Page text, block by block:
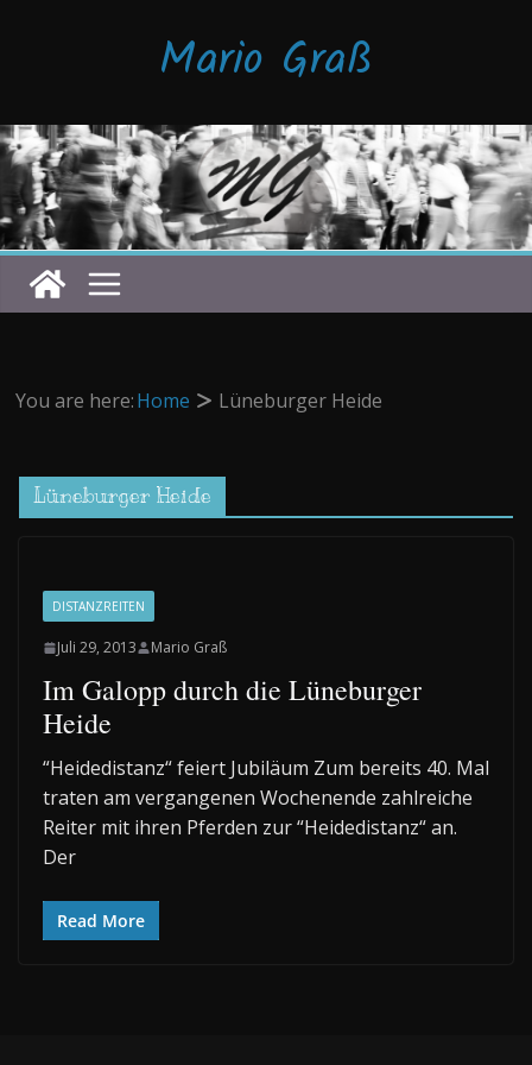
Mario Graß
You are here:Home Lüneburger Heide
Lüneburger Heide
DISTANZREITEN
Juli 29, 2013 Mario Graß
Im Galopp durch die Lüneburger
Heide
“Heidedistanz“ feiert Jubiläum Zum bereits 40. Mal
traten am vergangenen Wochenende zahlreiche
Reiter mit ihren Pferden zur “Heidedistanz“ an.
Der
Read More